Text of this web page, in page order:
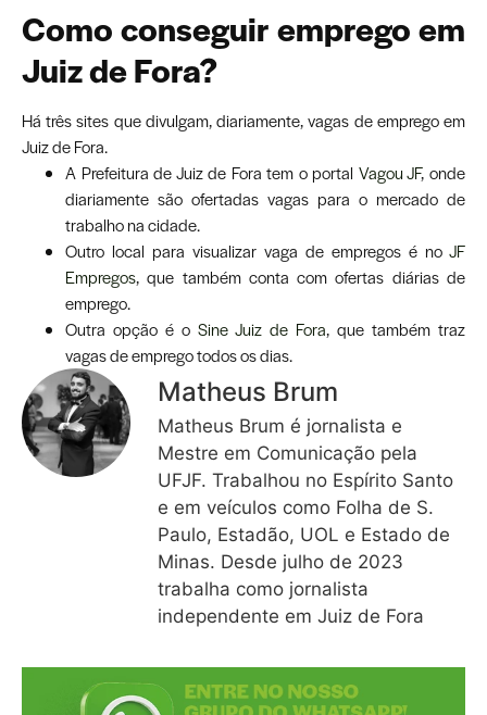
Como conseguir emprego em
Juiz de Fora?
Há três sites que divulgam, diariamente, vagas de emprego em
Juiz de Fora.
A Prefeitura de Juiz de Fora tem o portal Vagou JF, onde
diariamente são ofertadas vagas para o mercado de
trabalho na cidade.
Outro local para visualizar vaga de empregos é no JF
Empregos, que também conta com ofertas diárias de
emprego.
Outra opção é o Sine Juiz de Fora, que também traz
vagas de emprego todos os dias.
Matheus Brum
Matheus Brum é jornalista e
Mestre em Comunicação pela
UFJF. Trabalhou no Espírito Santo
e em veículos como Folha de S.
Paulo, Estadão, UOL e Estado de
Minas. Desde julho de 2023
trabalha como jornalista
independente em Juiz de Fora